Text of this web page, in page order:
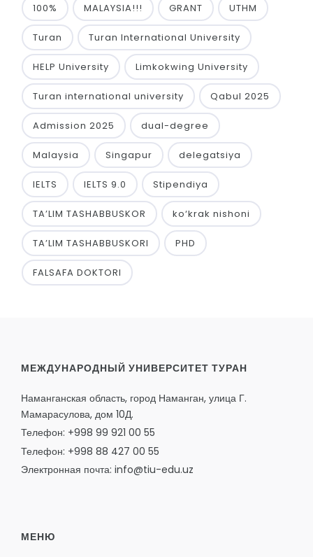
100% MALAYSIA!!! GRANT UTHM
Turan Turan International University
HELP University Limkokwing University
Turan international university Qabul 2025
Admission 2025 dual-degree
Malaysia Singapur delegatsiya
IELTS IELTS 9.0 Stipendiya
TA’LIM TASHABBUSKOR ko‘krak nishoni
TA’LIM TASHABBUSKORI PHD
FALSAFA DOKTORI
МЕЖДУНАРОДНЫЙ УНИВЕРСИТЕТ ТУРАН
Наманганская область, город Наманган, улица Г.
Мамарасулова, дом 10Д.
Телефон: +998 99 921 00 55
Телефон: +998 88 427 00 55
Электронная почта: info@tiu-edu.uz
МЕНЮ